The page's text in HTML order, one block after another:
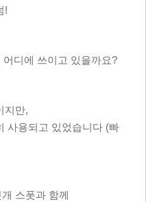
!
디에 쓰이고 있을까요?
지만,
사용되고 있었습니다 (빠
스폿과 함께